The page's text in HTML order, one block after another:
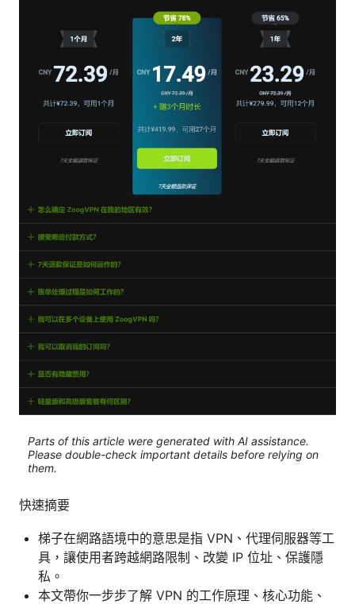
Parts of this article were generated with AI assistance.
Please double-check important details before relying on
them.
快速摘要
梯子在網路語境中的意思是指 VPN、代理伺服器等工
具，讓使用者跨越網路限制、改變 IP 位址、保護隱
私。
本文帶你一步步了解 VPN 的工作原理、核心功能、